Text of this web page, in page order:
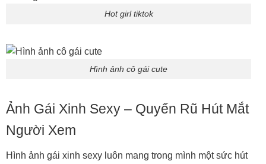
Hot girl tiktok
Hình ảnh cô gái cute
Ảnh Gái Xinh Sexy – Quyến Rũ Hút Mắt
Người Xem
Hình ảnh gái xinh sexy luôn mang trong mình một sức hút